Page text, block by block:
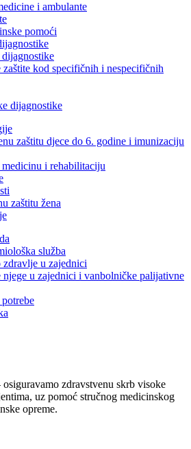
i ambulante
pomoći
zaštite kod specifičnih i nespecifičnih
dijagnostike
zaštitu djece do 6. godine i imunizaciju
i rehabilitaciju
zaštitu žena
služba
zdravlje u zajednici
njege u zajednici i vanbolničke palijativne
zdravstvenu skrb visoke
uz pomoć stručnog medicinskog
opreme.